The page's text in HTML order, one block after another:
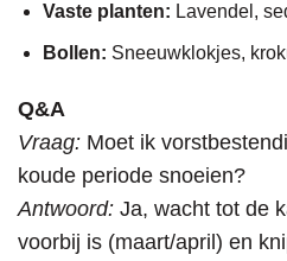
Vaste planten: Lavendel,
Bollen: Sneeuwklokjes,
Q&A
Vraag: Moet ik
koude periode snoeien?
Antwoord: Ja, wacht tot de
voorbij is (maart/april) en